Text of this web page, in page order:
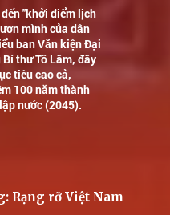
''khởi điểm lịch
mình của dân
ban Văn kiện Đại
thư Tô Lâm, đây
tiêu cao cả,
100 năm thành
nước (2045).
Rạng rỡ Việt Nam